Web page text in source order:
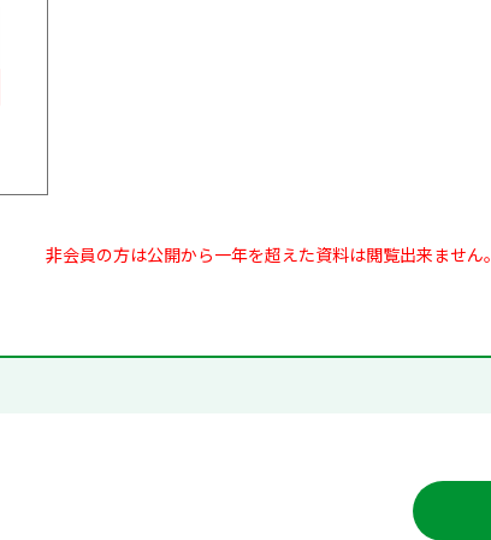
非会員の方は公開から一年を超えた資料は閲覧出来ません。